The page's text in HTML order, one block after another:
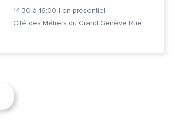
14:30 à 16:00 | en présentiel
Cité des Métiers du Grand Genève Rue Prévost-Martin 6 1205 Genève